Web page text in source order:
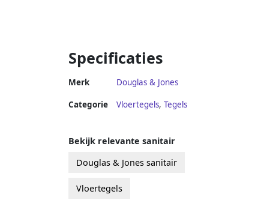
Specificaties
Merk Douglas & Jones
Categorie Vloertegels, Tegels
Bekijk relevante sanitair
Douglas & Jones sanitair
Vloertegels